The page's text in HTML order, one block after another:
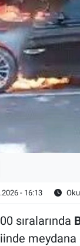
- 16:13
sıralarında